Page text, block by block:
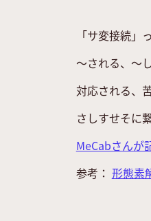
「サ変接続
～される、～
対応される、
さしすせそに
MeCabさんが
参考： 形態素